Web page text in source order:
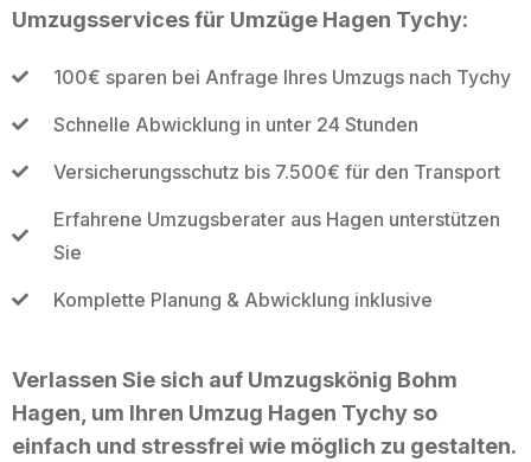
Umzugsservices für Umzüge Hagen Tychy:
100€ sparen bei Anfrage Ihres Umzugs nach Tychy
Schnelle Abwicklung in unter 24 Stunden
Versicherungsschutz bis 7.500€ für den Transport
Erfahrene Umzugsberater aus Hagen unterstützen
Sie
Komplette Planung & Abwicklung inklusive
Verlassen Sie sich auf Umzugskönig Bohm
Hagen, um Ihren Umzug Hagen Tychy so
einfach und stressfrei wie möglich zu gestalten.